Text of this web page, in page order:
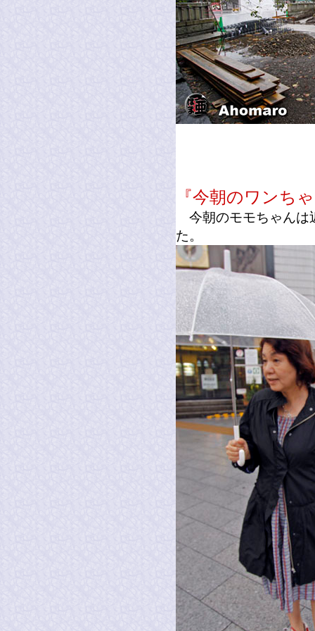
『今朝のワンち
今朝のモモちゃんは
た。